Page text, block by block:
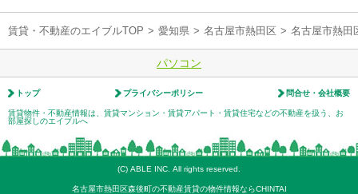
賃貸・不動産のエイブルTOP > 愛知県 > 名古屋市熱田区 > 名古屋市熱田
パソコン
トップ プライバシーポリシー 問合せ・会社概要
賃貸物件・不動産情報は、賃貸マンション・賃貸アパート・賃貸住宅などの不動産を扱う、お
部屋探しのエイブルへ
(C) ABLE INC. All rights reserved.
名古屋市熱田区森後町の不動産賃貸の物件情報ならCHINTAI